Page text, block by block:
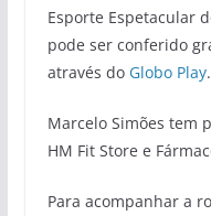
Esporte Espetacular
pode ser conferido
através do Globo Play.
Marcelo Simões tem
HM Fit Store e
Para acompanhar a